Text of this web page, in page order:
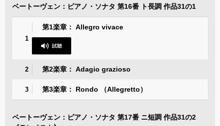
ベートーヴェン：ピアノ・ソナタ 第16番 ト長調 作品31の1
1
第1楽章： Allegro vivace
2 第2楽章： Adagio grazioso
3 第3楽章： Rondo （Allegretto）
ベートーヴェン：ピアノ・ソナタ 第17番 ニ短調 作品31の2